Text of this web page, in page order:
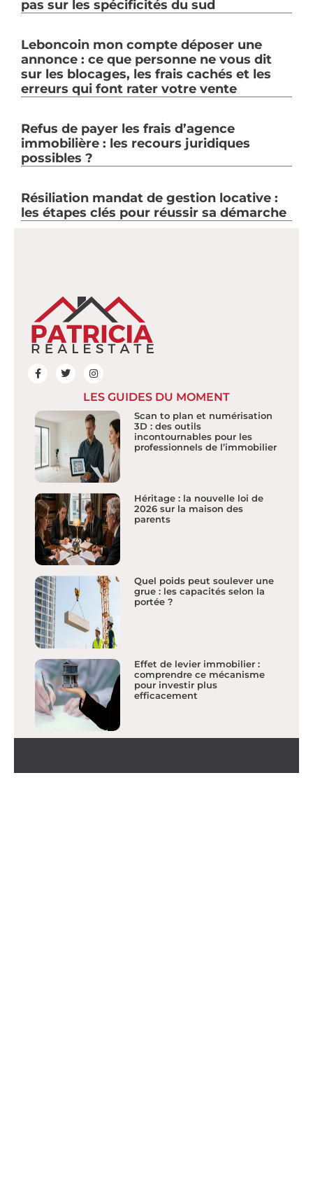
pas sur les spécificités du sud
Leboncoin mon compte déposer une
annonce : ce que personne ne vous dit
sur les blocages, les frais cachés et les
erreurs qui font rater votre vente
Refus de payer les frais d’agence
immobilière : les recours juridiques
possibles ?
Résiliation mandat de gestion locative :
les étapes clés pour réussir sa démarche
LES GUIDES DU MOMENT
Scan to plan et numérisation
3D : des outils
incontournables pour les
professionnels de l’immobilier
Héritage : la nouvelle loi de
2026 sur la maison des
parents
Quel poids peut soulever une
grue : les capacités selon la
portée ?
Effet de levier immobilier :
comprendre ce mécanisme
pour investir plus
efficacement